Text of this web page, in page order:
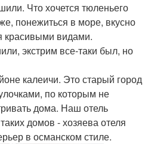
Что хочется тюленьего
понежиться в море, вкусно
красивыми видами.
экстрим все-таки был, но
калеичи. Это старый город
по которым не
дома. Наш отель
домов - хозяева отеля
в османском стиле.